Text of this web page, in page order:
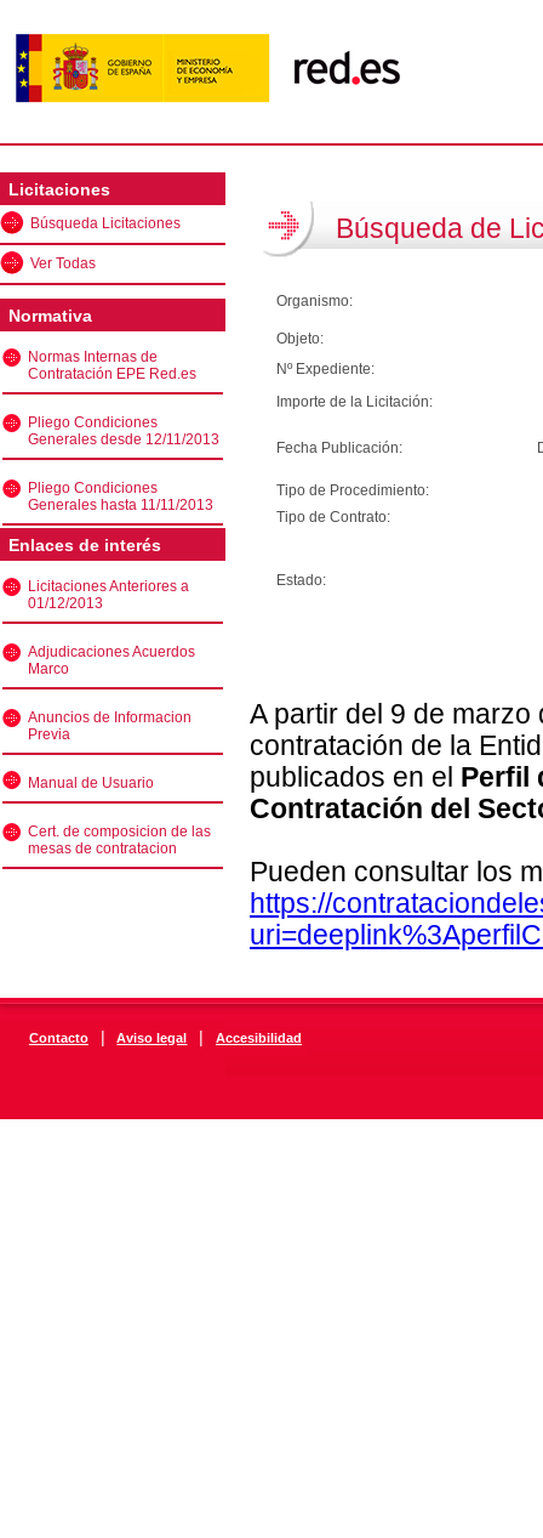
Licitaciones
Búsqueda Licitaciones
Ver Todas
Normativa
Normas Internas de
Contratación EPE Red.es
Pliego Condiciones
Generales desde 12/11/2013
Pliego Condiciones
Generales hasta 11/11/2013
Enlaces de interés
Licitaciones Anteriores a
01/12/2013
Adjudicaciones Acuerdos
Marco
Anuncios de Informacion
Previa
Manual de Usuario
Cert. de composicion de las
mesas de contratacion
Búsqueda de
Organismo:
Objeto:
Nº Expediente:
Importe de la Licitación:
Fecha Publicación:
Tipo de Procedimiento:
Tipo de Contrato:
Estado:
A partir del 9 de
contratación de la
publicados en el Perfil
Contratación del
Pueden consultar los
https://
Contacto | Aviso legal | Accesibilidad